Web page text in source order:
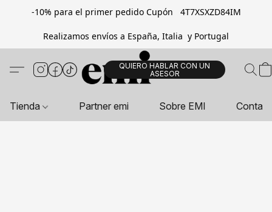
-10% para el primer pedido Cupón 4T7XSXZD84IM
Realizamos envíos a España, Italia y Portugal
QUIERO HABLAR CON UN
ASESOR
Tienda Partner emi Sobre EMI